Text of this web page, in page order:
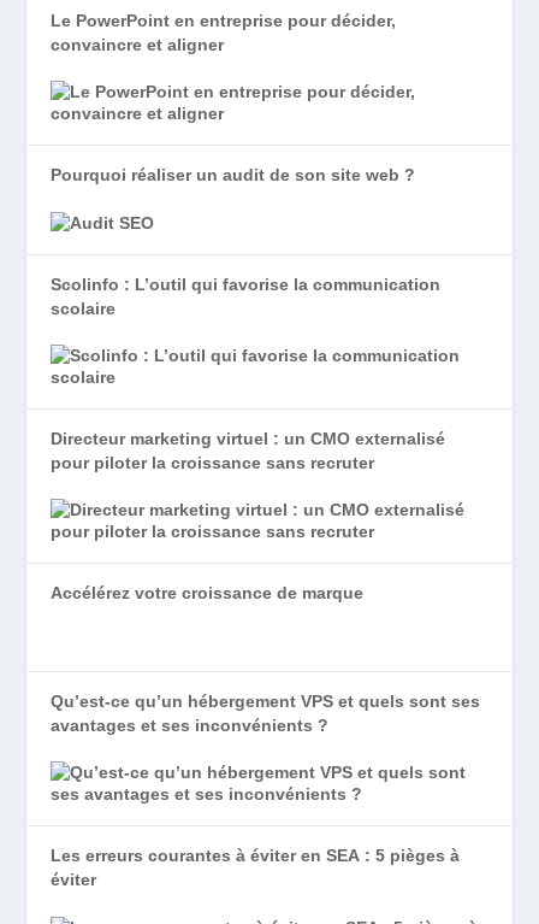
Le PowerPoint en entreprise pour décider,
convaincre et aligner
Pourquoi réaliser un audit de son site web ?
Scolinfo : L’outil qui favorise la communication
scolaire
Directeur marketing virtuel : un CMO externalisé
pour piloter la croissance sans recruter
Accélérez votre croissance de marque
Qu’est-ce qu’un hébergement VPS et quels sont ses
avantages et ses inconvénients ?
Les erreurs courantes à éviter en SEA : 5 pièges à
éviter